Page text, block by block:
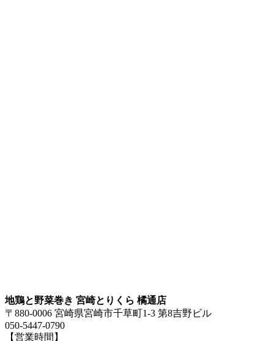
地鶏と野菜巻き 宮崎とりくら 橘通店
〒880-0006 宮崎県宮崎市千草町1-3 第8吉野ビル
050-5447-0790
【営業時間】